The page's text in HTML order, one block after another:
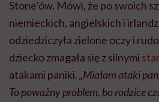
Stone’ów. Mówi, że po swoich
niemieckich, angielskich i
odziedziczyła zielone oczy i
dziecko zmagała się z silnymi
atakami paniki.„Miałam ataki
To poważny problem, bo rodzice